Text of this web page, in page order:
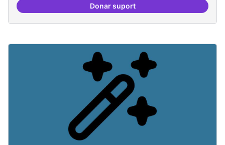
Donar suport3-4 centres-lab internacionals